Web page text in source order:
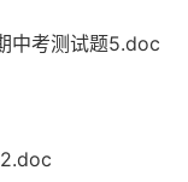
中考测试题5.doc